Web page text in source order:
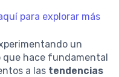
para explorar más
un
que hace fundamental
a las tendencias